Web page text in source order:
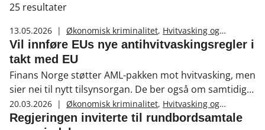
25 resultater
13.05.2026 | Økonomisk kriminalitet, Hvitvasking og
terrorfinansiering
Vil innføre EUs nye antihvitvaskingsregler i
takt med EU
Finans Norge støtter AML-pakken mot hvitvasking, men
sier nei til nytt tilsynsorgan. De ber også om samtidig
innføring med EU og peker på behovet for tilførsel av
ressurser til oppfølging i offentlig sektor.
20.03.2026 | Økonomisk kriminalitet, Hvitvasking og
terrorfinansiering, Svindel
Regjeringen inviterte til rundbordsamtale